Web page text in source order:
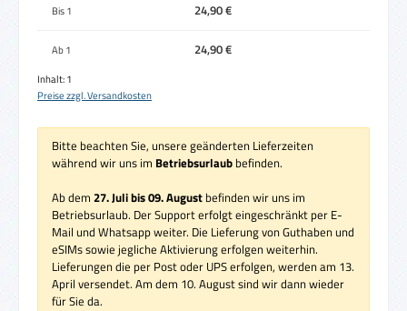
Bis1 24,90 €
Ab1 24,90 €
Inhalt:1
Preise zzgl. Versandkosten
Bitte beachten Sie, unsere geänderten Lieferzeiten
während wir uns im Betriebsurlaub befinden.
Ab dem 27. Juli bis 09. August befinden wir uns im
Betriebsurlaub. Der Support erfolgt eingeschränkt per E-
Mail und Whatsapp weiter. Die Lieferung von Guthaben und
eSIMs sowie jegliche Aktivierung erfolgen weiterhin.
Lieferungen die per Post oder UPS erfolgen, werden am 13.
April versendet. Am dem 10. August sind wir dann wieder
für Sie da.